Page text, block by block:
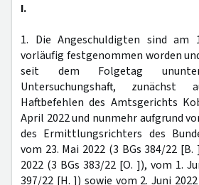
I.
1. Die Angeschuldigten sind am
vorläufig festgenommen worden
seit dem Folgetag
Untersuchungshaft, zunächst
Haftbefehlen des Amtsgerichts
April 2022 und nunmehr aufgrund
des Ermittlungsrichters des
vom 23. Mai 2022 (3 BGs 384/22 [B.
2022 (3 BGs 383/22 [O. ]), vom 1.
397/22 [H. ]) sowie vom 2. Juni